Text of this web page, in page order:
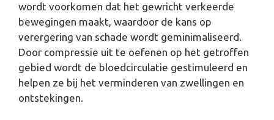
wordt voorkomen dat het gewricht verkeerde
bewegingen maakt, waardoor de kans op
verergering van schade wordt geminimaliseerd.
Door compressie uit te oefenen op het getroffen
gebied wordt de bloedcirculatie gestimuleerd en
helpen ze bij het verminderen van zwellingen en
ontstekingen.